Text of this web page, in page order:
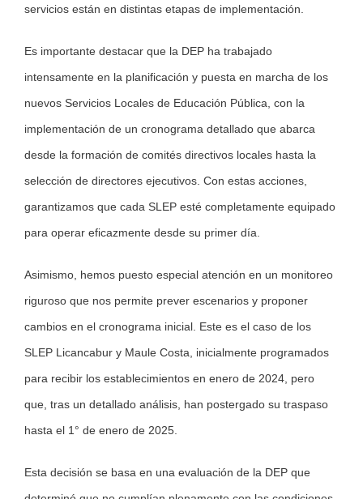
servicios están en distintas etapas de implementación.
Es importante destacar que la DEP ha trabajado
intensamente en la planificación y puesta en marcha de los
nuevos Servicios Locales de Educación Pública, con la
implementación de un cronograma detallado que abarca
desde la formación de comités directivos locales hasta la
selección de directores ejecutivos. Con estas acciones,
garantizamos que cada SLEP esté completamente equipado
para operar eficazmente desde su primer día.
Asimismo, hemos puesto especial atención en un monitoreo
riguroso que nos permite prever escenarios y proponer
cambios en el cronograma inicial. Este es el caso de los
SLEP Licancabur y Maule Costa, inicialmente programados
para recibir los establecimientos en enero de 2024, pero
que, tras un detallado análisis, han postergado su traspaso
hasta el 1° de enero de 2025.
Esta decisión se basa en una evaluación de la DEP que